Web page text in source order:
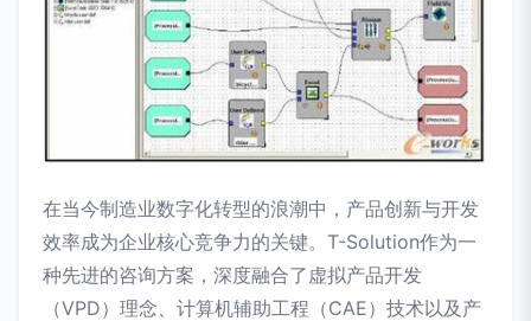
在当今制造业数字化转型的浪潮中，产品创新与开发
效率成为企业核心竞争力的关键。T-Solution作为一
种先进的咨询方案，深度融合了虚拟产品开发
（VPD）理念、计算机辅助工程（CAE）技术以及产